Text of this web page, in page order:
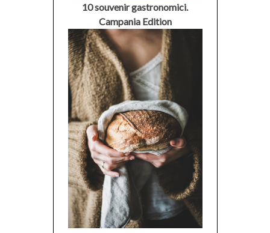
10 souvenir gastronomici.
Campania Edition